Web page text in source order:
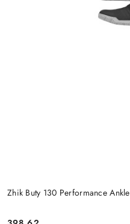
Zhik Buty 130 Performance